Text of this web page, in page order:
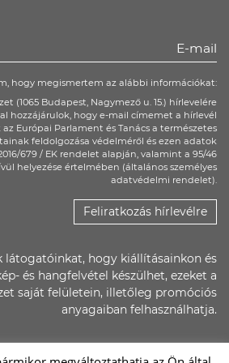
hogy megismertem az alábbi információkat:
(1065 Budapest, Nagymező u. 15.) hírlevelére
hozzájárulok, hogy e-mail címemet a hírlevél
Európai Parlament és Tanács a természetes
feldolgozása védelméről és ezen adatok
679 / EK rendelet alapján, valamint a 95/46
helyezése értelmében (általános személyes
adatvédelmi rendelet).
Feliratkozás hírlevélre
látogatóinkat, hogy kiállításainkon és
és hangfelvétel készülhet, ezeket a
saját felületein, illetőleg promóciós
anyagaiban felhasználhatja.